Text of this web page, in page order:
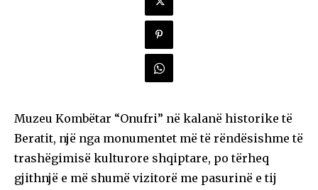
Muzeu Kombëtar “Onufri” në kalanë historike të
Beratit, një nga monumentet më të rëndësishme të
trashëgimisë kulturore shqiptare, po tërheq
gjithnjë e më shumë vizitorë me pasurinë e tij